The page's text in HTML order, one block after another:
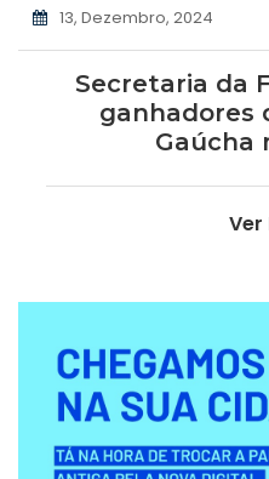
13, Dezembro, 2024
Secretaria da
ganhadores
Gaúcha
Ver